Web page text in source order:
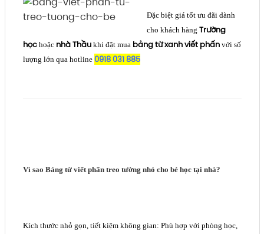
Đặc biệt giá tốt ưu đãi dành
cho khách hàngTrường
họchoặc nhà Thầukhi đặt mua bảng từ xanh viết phấn với số
lượng lớn qua hotline 0918 031 885
Vì sao Bảng từ viết phấn treo tường nhỏ cho bé học tại nhà?
Kích thước nhỏ gọn, tiết kiệm không gian: Phù hợp với phòng học,